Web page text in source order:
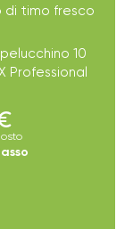
di timo fresco
10
Professional